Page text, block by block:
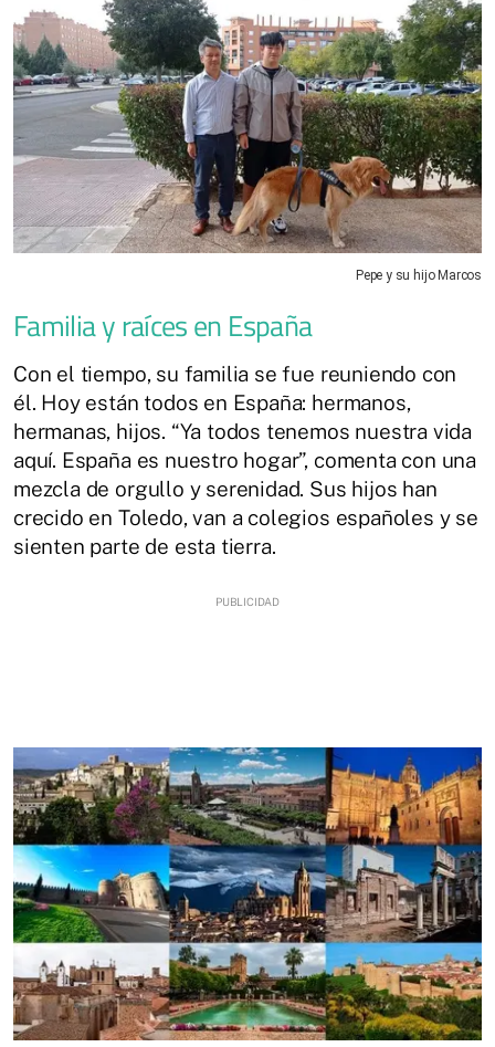
Pepe y su hijo Marcos
Familia y raíces en España
Con el tiempo, su familia se fue reuniendo con
él. Hoy están todos en España: hermanos,
hermanas, hijos. “Ya todos tenemos nuestra vida
aquí. España es nuestro hogar”, comenta con una
mezcla de orgullo y serenidad. Sus hijos han
crecido en Toledo, van a colegios españoles y se
sienten parte de esta tierra.